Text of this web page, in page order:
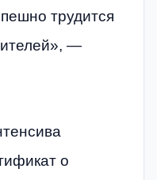
трудится
—
о